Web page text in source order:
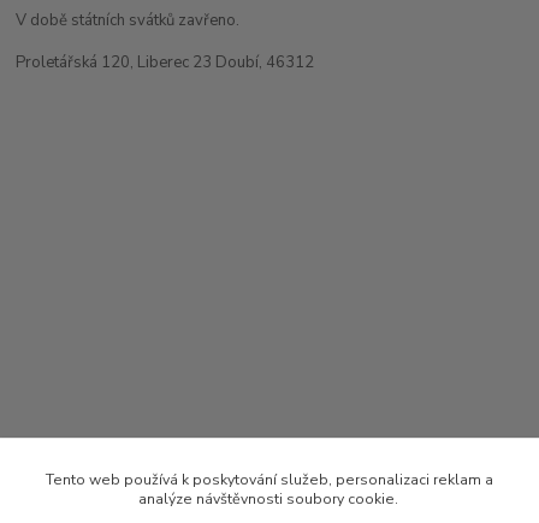
V době státních svátků zavřeno.
Proletářská 120, Liberec 23 Doubí, 46312
Tento web používá k poskytování služeb, personalizaci reklam a
analýze návštěvnosti soubory cookie.